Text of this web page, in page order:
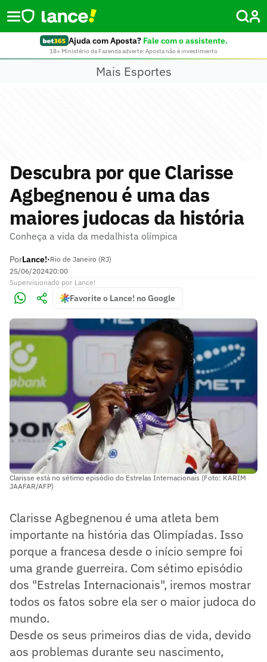
Ajuda com Aposta? Fale com o assistente.
18+ Ministério da Fazenda adverte: Aposta não é investimento
Mais Esportes
Descubra por que Clarisse
Agbegnenou é uma das
maiores judocas da história
Conheça a vida da medalhista olímpica
PorLance!•Rio de Janeiro (RJ)
25/06/202420:00
Supervisionado por Lance!
Favorite o Lance! no Google
Clarisse está no sétimo episódio do Estrelas Internacionais (Foto: KARIM
JAAFAR/AFP)
Clarisse Agbegnenou é uma atleta bem
importante na história das Olimpíadas. Isso
porque a francesa desde o início sempre foi
uma grande guerreira. Com sétimo episódio
dos "Estrelas Internacionais", iremos mostrar
todos os fatos sobre ela ser o maior judoca do
mundo.
Desde os seus primeiros dias de vida, devido
aos problemas durante seu nascimento,